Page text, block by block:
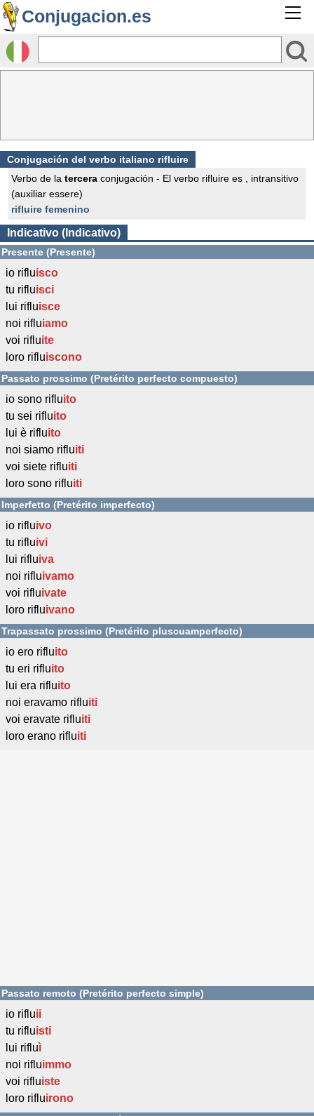
Conjugacion.es
Conjugación del verbo italiano rifluire
Verbo de la tercera conjugación - El verbo rifluire es , intransitivo
(auxiliar essere)
rifluire femenino
Indicativo (Indicativo)
Presente (Presente)
io rifluisco
tu rifluisci
lui rifluisce
noi rifluiamo
voi rifluite
loro rifluiscono
Passato prossimo (Pretérito perfecto compuesto)
io sono rifluito
tu sei rifluito
lui è rifluito
noi siamo rifluiti
voi siete rifluiti
loro sono rifluiti
Imperfetto (Pretérito imperfecto)
io rifluivo
tu rifluivi
lui rifluiva
noi rifluivamo
voi rifluivate
loro rifluivano
Trapassato prossimo (Pretérito pluscuamperfecto)
io ero rifluito
tu eri rifluito
lui era rifluito
noi eravamo rifluiti
voi eravate rifluiti
loro erano rifluiti
Passato remoto (Pretérito perfecto simple)
io rifluii
tu rifluisti
lui rifluì
noi rifluimmo
voi rifluiste
loro rifluirono